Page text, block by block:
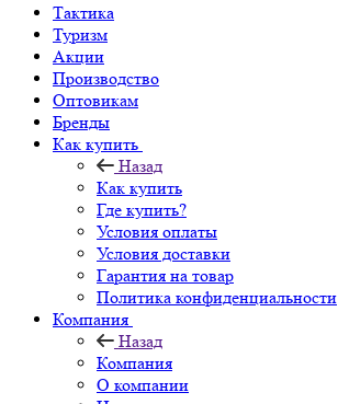
Тактика
Туризм
Акции
Производство
Оптовикам
Бренды
Как купить
Назад
Как купить
Где купить?
Условия оплаты
Условия доставки
Гарантия на товар
Политика конфиденциальности
Компания
Назад
Компания
О компании